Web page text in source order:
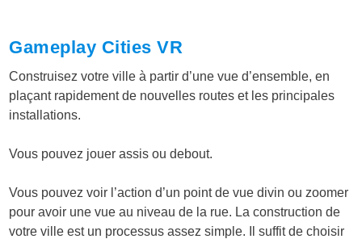
Gameplay Cities VR
Construisez votre ville à partir d’une vue d’ensemble, en
plaçant rapidement de nouvelles routes et les principales
installations.
Vous pouvez jouer assis ou debout.
Vous pouvez voir l’action d’un point de vue divin ou zoomer
pour avoir une vue au niveau de la rue. La construction de
votre ville est un processus assez simple. Il suffit de choisir